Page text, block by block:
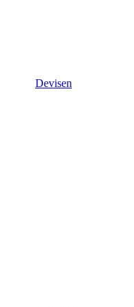
Devisen